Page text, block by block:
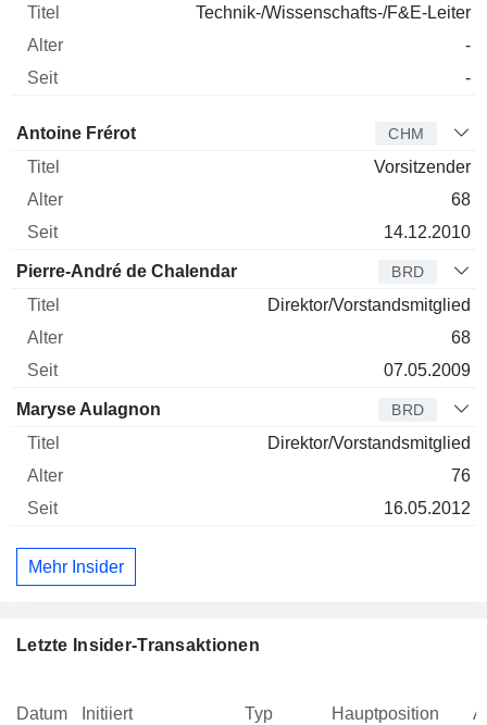
Technik-/Wissenschafts-/F&E-Leiter
-
-
Verwaltungsratsmitglied
Antoine Frérot CHM
Vorsitzender
68
14.12.2010
Pierre-André de Chalendar BRD
Direktor/Vorstandsmitglied
68
07.05.2009
Maryse Aulagnon BRD
Direktor/Vorstandsmitglied
76
16.05.2012
Mehr Insider
Letzte Insider-Transaktionen
Datum Initiiert Typ Hauptposition